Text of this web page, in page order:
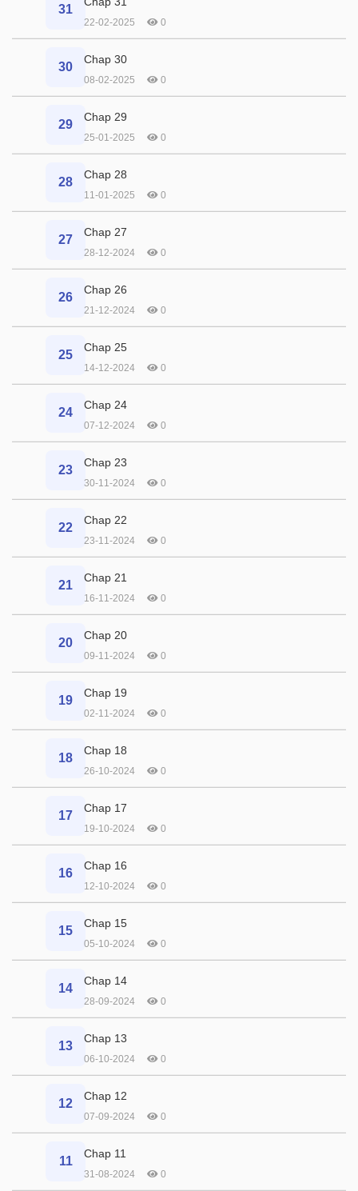
31
22-02-2025 0
30
Chap 30
08-02-2025 0
29
Chap 29
25-01-2025 0
28
Chap 28
11-01-2025 0
27
Chap 27
28-12-2024 0
26
Chap 26
21-12-2024 0
25
Chap 25
14-12-2024 0
24
Chap 24
07-12-2024 0
23
Chap 23
30-11-2024 0
22
Chap 22
23-11-2024 0
21
Chap 21
16-11-2024 0
20
Chap 20
09-11-2024 0
19
Chap 19
02-11-2024 0
18
Chap 18
26-10-2024 0
17
Chap 17
19-10-2024 0
16
Chap 16
12-10-2024 0
15
Chap 15
05-10-2024 0
14
Chap 14
28-09-2024 0
13
Chap 13
06-10-2024 0
12
Chap 12
07-09-2024 0
11
Chap 11
31-08-2024 0